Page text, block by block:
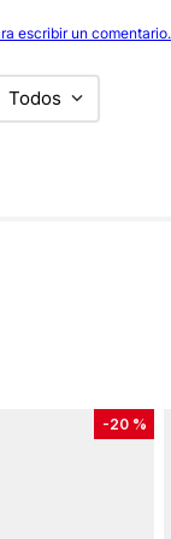
escribir un comentario.
Todos
-20 %